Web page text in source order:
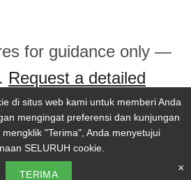
di situs web kami untuk memberi Anda
mengingat preferensi dan kunjungan
"Terima", Anda menyetujui
SELURUH cookie.
TERIMA
×
for guidance only —
Request a detailed
Wamucii. Seluruh hak cipta.
Kebijakan Privasi